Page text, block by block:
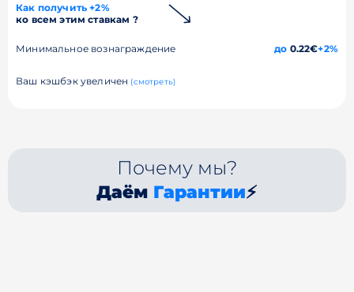
Как получить +2%
ко всем этим ставкам ?
Минимальное вознаграждение до 0.22€+2%
Ваш кэшбэк увеличен (смотреть)
Почему мы?
Даём Гарантии⚡